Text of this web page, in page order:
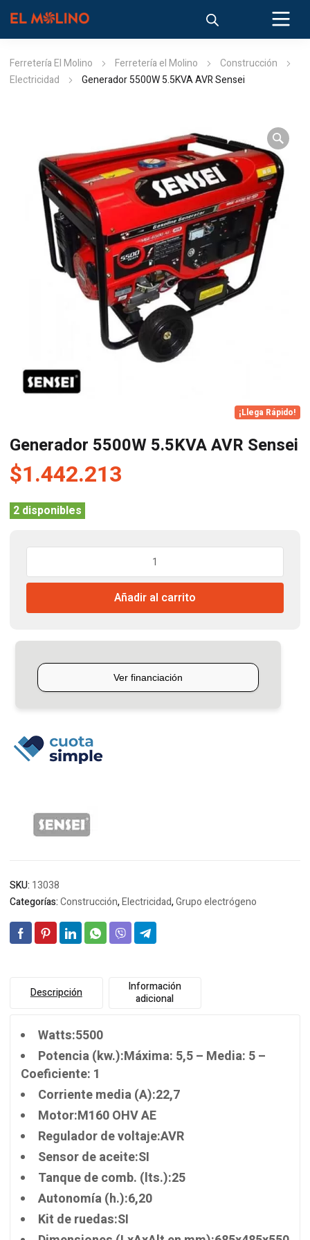
Ferretería El Molino Ferretería el Molino
Construcción
Electricidad
Generador 5500W 5.5KVA AVR Sensei
¡Llega Rápido!
Generador 5500W 5.5KVA AVR Sensei
$1.442.213
2 disponibles
5.5KVA
Sensei
Añadir al carrito
SKU: 13038
Categorías:Construcción,Electricidad,Grupo electrógeno
Descripción
Información
adicional
Watts:5500
Potencia (kw.):Máxima: 5,5 – Media: 5 –
Coeficiente: 1
Corriente media (A):22,7
Motor:M160 OHV AE
Regulador de voltaje:AVR
Sensor de aceite:SI
Tanque de comb. (lts.):25
Autonomía (h.):6,20
Kit de ruedas:SI